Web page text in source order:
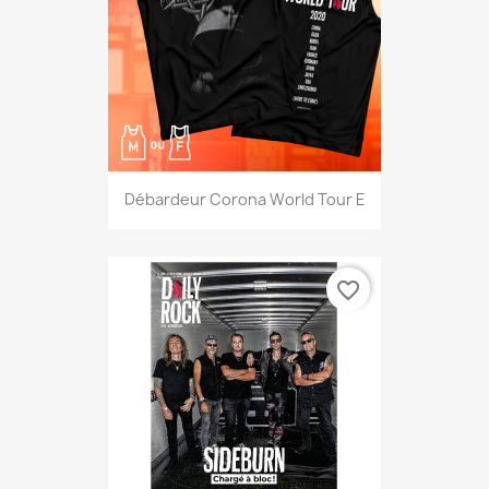
Débardeur Corona World Tour E
favorite_border